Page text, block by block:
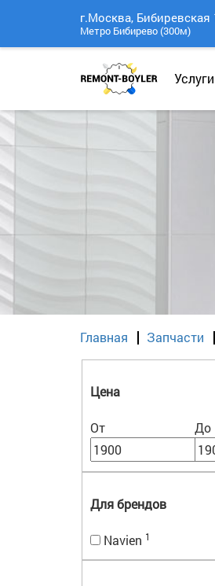
Услуги
г.Москва, Бибиревская
Метро Бибирево (300м)
Главная Запчасти
Цена
От До
Для брендов
Navien 1